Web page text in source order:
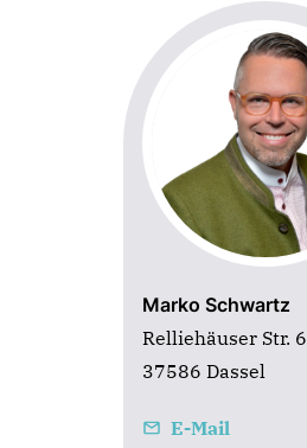
Marko Schwartz
Relliehäuser Str. 6
37586 Dassel
E-Mail